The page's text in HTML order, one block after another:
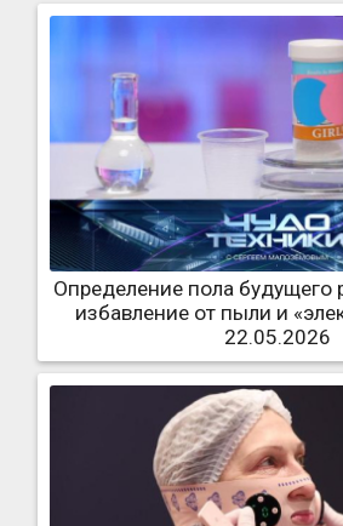
Определение пола будущего
избавление от пыли и
22.05.2026